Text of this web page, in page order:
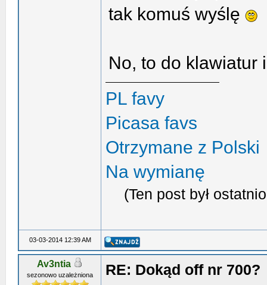
tak komuś wyślę
No, to do klawiatur
PL favy
Picasa favs
Otrzymane z Polski
Na wymianę
(Ten post był
03-03-2014 12:39 AM
Av3ntia
sezonowo uzależniona RE: Dokąd off nr 700?